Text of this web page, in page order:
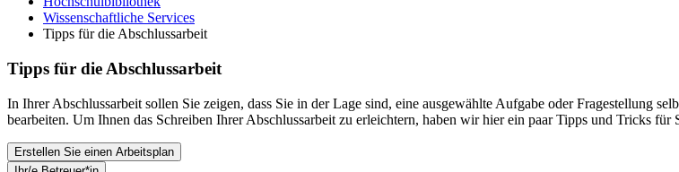
Wissenschaftliche Services
Tipps für die Abschlussarbeit
Tipps für die Ab­schlus­sar­beit
In Ihrer Abschlussarbeit sollen Sie zeigen, dass Sie in der Lage sind, eine ausgewählte Aufgabe oder Fragestellung
bearbeiten. Um Ihnen das Schreiben Ihrer Abschlussarbeit zu erleichtern, haben wir hier ein paar Tipps und Tricks für
Erstellen Sie einen Arbeitsplan